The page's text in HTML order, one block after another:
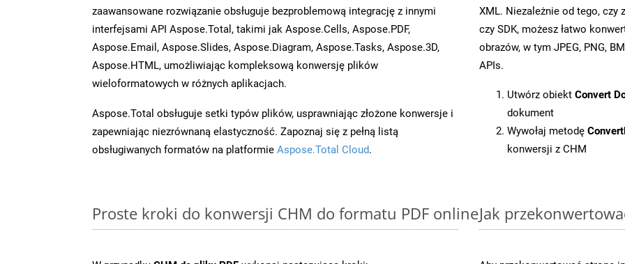
zaawansowane rozwiązanie obsługuje bezproblemową integrację z innymi
interfejsami API Aspose.Total, takimi jak Aspose.Cells, Aspose.PDF,
Aspose.Email, Aspose.Slides, Aspose.Diagram, Aspose.Tasks, Aspose.3D,
Aspose.HTML, umożliwiając kompleksową konwersję plików
wieloformatowych w różnych aplikacjach.
Aspose.Total obsługuje setki typów plików, usprawniając złożone konwersje i
zapewniając niezrównaną elastyczność. Zapoznaj się z pełną listą
obsługiwanych formatów na platformie Aspose.Total Cloud.
XML. Niezależnie od tego, czy
czy SDK, możesz łatwo
obrazów, w tym JPEG, PNG,
APIs.
Utwórz obiekt Convert
dokument
Wywołaj metodę
konwersji z CHM
Proste kroki do konwersji CHM do formatu PDF onlineJak